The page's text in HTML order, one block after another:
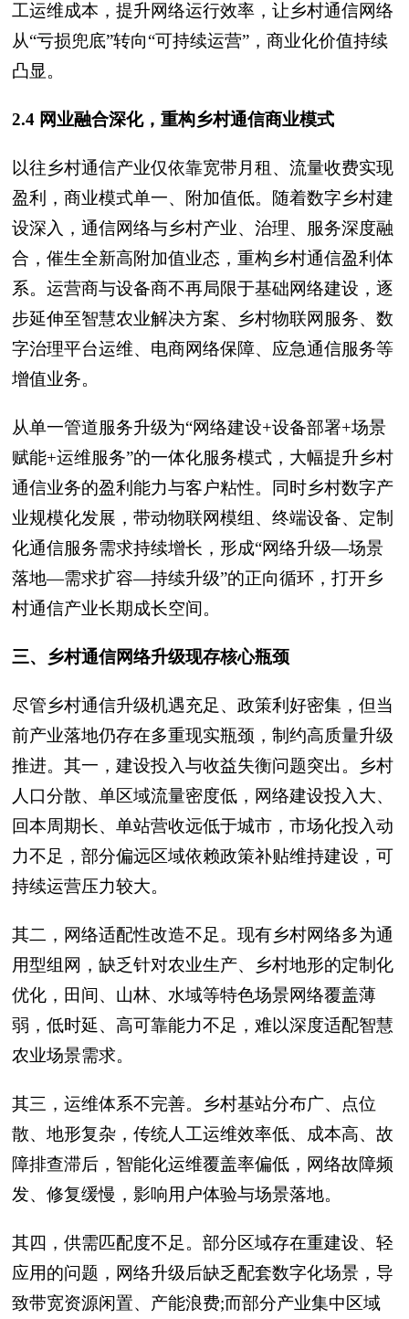
工运维成本，提升网络运行效率，让乡村通信网络
从“亏损兜底”转向“可持续运营”，商业化价值持续
凸显。
2.4 网业融合深化，重构乡村通信商业模式
以往乡村通信产业仅依靠宽带月租、流量收费实现
盈利，商业模式单一、附加值低。随着数字乡村建
设深入，通信网络与乡村产业、治理、服务深度融
合，催生全新高附加值业态，重构乡村通信盈利体
系。运营商与设备商不再局限于基础网络建设，逐
步延伸至智慧农业解决方案、乡村物联网服务、数
字治理平台运维、电商网络保障、应急通信服务等
增值业务。
从单一管道服务升级为“网络建设+设备部署+场景
赋能+运维服务”的一体化服务模式，大幅提升乡村
通信业务的盈利能力与客户粘性。同时乡村数字产
业规模化发展，带动物联网模组、终端设备、定制
化通信服务需求持续增长，形成“网络升级—场景
落地—需求扩容—持续升级”的正向循环，打开乡
村通信产业长期成长空间。
三、乡村通信网络升级现存核心瓶颈
尽管乡村通信升级机遇充足、政策利好密集，但当
前产业落地仍存在多重现实瓶颈，制约高质量升级
推进。其一，建设投入与收益失衡问题突出。乡村
人口分散、单区域流量密度低，网络建设投入大、
回本周期长、单站营收远低于城市，市场化投入动
力不足，部分偏远区域依赖政策补贴维持建设，可
持续运营压力较大。
其二，网络适配性改造不足。现有乡村网络多为通
用型组网，缺乏针对农业生产、乡村地形的定制化
优化，田间、山林、水域等特色场景网络覆盖薄
弱，低时延、高可靠能力不足，难以深度适配智慧
农业场景需求。
其三，运维体系不完善。乡村基站分布广、点位
散、地形复杂，传统人工运维效率低、成本高、故
障排查滞后，智能化运维覆盖率偏低，网络故障频
发、修复缓慢，影响用户体验与场景落地。
其四，供需匹配度不足。部分区域存在重建设、轻
应用的问题，网络升级后缺乏配套数字化场景，导
致带宽资源闲置、产能浪费;而部分产业集中区域